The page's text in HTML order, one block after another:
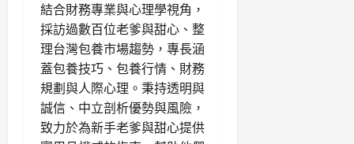
結合財務專業與心理學視角，
採訪過數百位老爹與甜心、整
理台灣包養市場趨勢，專長涵
蓋包養技巧、包養行情、財務
規劃與人際心理。秉持透明與
誠信、中立剖析優勢與風險，
致力於為新手老爹與甜心提供